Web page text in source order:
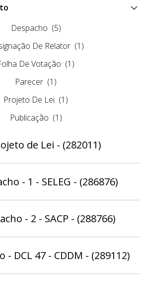
Despacho (5)
De Relator (1)
De Votação (1)
Parecer (1)
Projeto De Lei (1)
Publicação (1)
de Lei - (282011)
- 1 - SELEG - (286876)
- 2 - SACP - (288766)
- DCL 47 - CDDM - (289112)